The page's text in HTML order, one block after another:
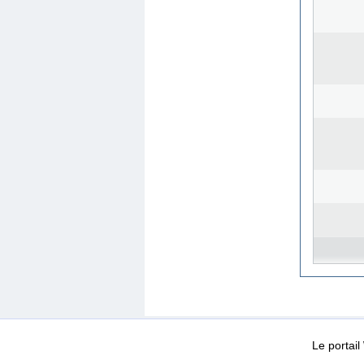
Conditions d’utilisation
Le portail